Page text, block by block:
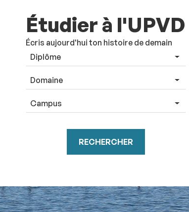
Étudier à l'UPVD
Écris aujourd'hui ton histoire de demain
RECHERCHER